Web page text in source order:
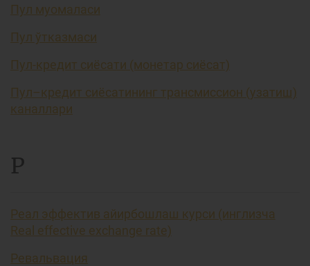
Пул муомаласи
Пул ўтказмаси
Пул-кредит сиёсати (монетар сиёсат)
Пул–кредит сиёсатининг трансмиссион (узатиш)
каналлари
Р
Реал эффектив айирбошлаш курси (инглизча
Real effective exchange rate)
Ревальвация